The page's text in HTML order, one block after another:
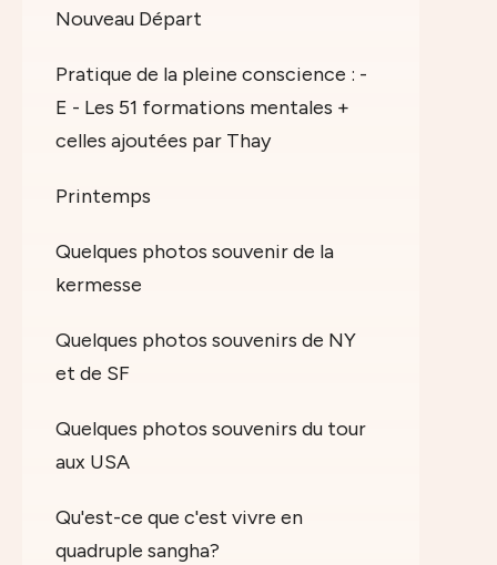
Nouveau Départ
Pratique de la pleine conscience : -
E - Les 51 formations mentales +
celles ajoutées par Thay
Printemps
Quelques photos souvenir de la
kermesse
Quelques photos souvenirs de NY
et de SF
Quelques photos souvenirs du tour
aux USA
Qu'est-ce que c'est vivre en
quadruple sangha?